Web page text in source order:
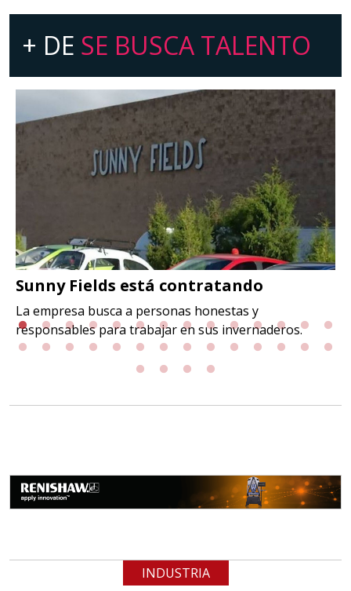
+ DE SE BUSCA TALENTO
Sunny Fields está contratando
La empresa busca a personas honestas y
responsables para trabajar en sus invernaderos.
INDUSTRIA